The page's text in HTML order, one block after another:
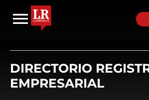
DIRECTORIO
EMPRESARIAL